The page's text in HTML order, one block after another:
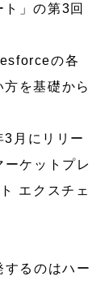
」の第3回
の各
を基礎から
月にリリー
ケットプレ
エクスチェ
るのはハー